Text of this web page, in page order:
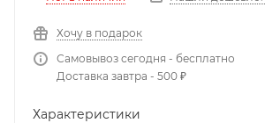
Хочу в подарок
Самовывоз сегодня - бесплатно
Доставка завтра - 500 ₽
Характеристики